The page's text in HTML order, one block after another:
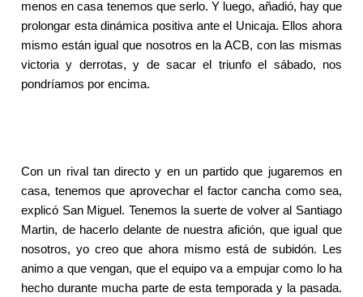
menos en casa tenemos que serlo. Y luego, añadió, hay que
prolongar esta dinámica positiva ante el Unicaja. Ellos ahora
mismo están igual que nosotros en la ACB, con las mismas
victoria y derrotas, y de sacar el triunfo el sábado, nos
pondríamos por encima.
Con un rival tan directo y en un partido que jugaremos en
casa, tenemos que aprovechar el factor cancha como sea,
explicó San Miguel. Tenemos la suerte de volver al Santiago
Martin, de hacerlo delante de nuestra afición, que igual que
nosotros, yo creo que ahora mismo está de subidón. Les
animo a que vengan, que el equipo va a empujar como lo ha
hecho durante mucha parte de esta temporada y la pasada.